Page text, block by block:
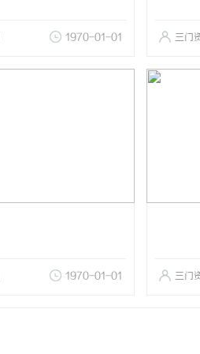
1970-01-01 三门
1970-01-01 三门